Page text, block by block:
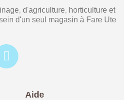
d'agriculture, horticulture et
d'un seul magasin à Fare Ute
Aide